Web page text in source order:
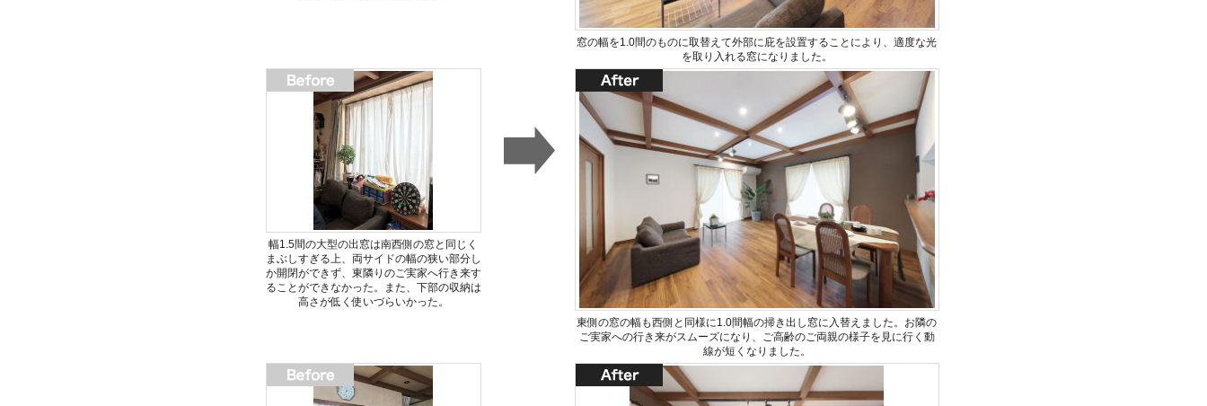
窓の幅を1.0間のものに取替えて外部に庇を設置することにより、適度な光
を取り入れる窓になりました。
幅1.5間の大型の出窓は南西側の窓と同じく
まぶしすぎる上、両サイドの幅の狭い部分し
か開閉ができず、東隣りのご実家へ行き来す
ることができなかった。また、下部の収納は
高さが低く使いづらいかった。
東側の窓の幅も西側と同様に1.0間幅の掃き出し窓に入替えました。お隣の
ご実家への行き来がスムーズになり、ご高齢のご両親の様子を見に行く動
線が短くなりました。